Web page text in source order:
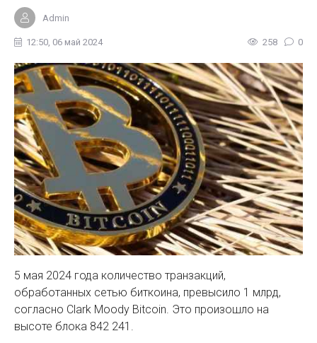
Admin
12:50, 06 май 2024 258 0
5 мая 2024 года количество транзакций,
обработанных сетью биткоина, превысило 1 млрд,
согласно Clark Moody Bitcoin. Это произошло на
высоте блока 842 241.